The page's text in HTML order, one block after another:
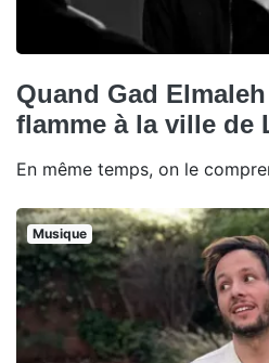
Quand Gad
flamme à la ville de
En même temps, on le
Musique